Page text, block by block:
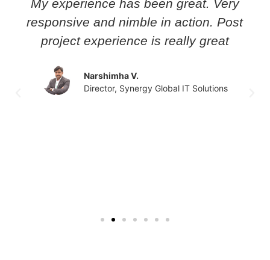
My experience has been great. Very
responsive and nimble in action. Post
project experience is really great
Narshimha V.
Director, Synergy Global IT Solutions